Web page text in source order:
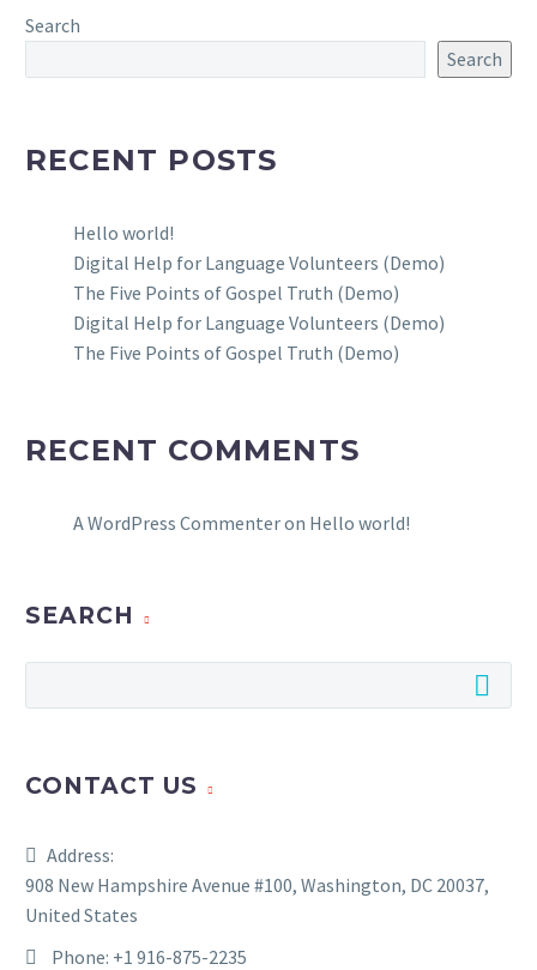
Search
Search
RECENT POSTS
Hello world!
Digital Help for Language Volunteers (Demo)
The Five Points of Gospel Truth (Demo)
Digital Help for Language Volunteers (Demo)
The Five Points of Gospel Truth (Demo)
RECENT COMMENTS
A WordPress Commenteron Hello world!
SEARCH
CONTACT US
Address:
908 New Hampshire Avenue #100, Washington, DC 20037,
United States
Phone: +1 916-875-2235